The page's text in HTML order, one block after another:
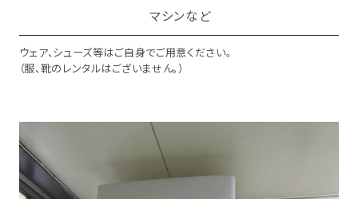
マシンなど
ウェア、シューズ等はご自身でご用意ください。
（服、靴のレンタルはございません。）